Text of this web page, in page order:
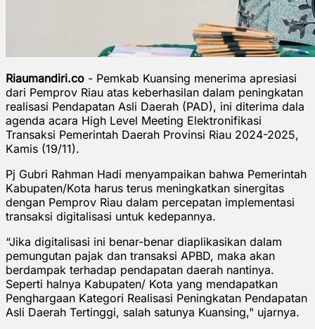
Riaumandiri.co - Pemkab Kuansing menerima apresiasi
dari Pemprov Riau atas keberhasilan dalam peningkatan
realisasi Pendapatan Asli Daerah (PAD), ini diterima dala
agenda acara High Level Meeting Elektronifikasi
Transaksi Pemerintah Daerah Provinsi Riau 2024-2025,
Kamis (19/11).
Pj Gubri Rahman Hadi menyampaikan bahwa Pemerintah
Kabupaten/Kota harus terus meningkatkan sinergitas
dengan Pemprov Riau dalam percepatan implementasi
transaksi digitalisasi untuk kedepannya.
“Jika digitalisasi ini benar-benar diaplikasikan dalam
pemungutan pajak dan transaksi APBD, maka akan
berdampak terhadap pendapatan daerah nantinya.
Seperti halnya Kabupaten/ Kota yang mendapatkan
Penghargaan Kategori Realisasi Peningkatan Pendapatan
Asli Daerah Tertinggi, salah satunya Kuansing," ujarnya.